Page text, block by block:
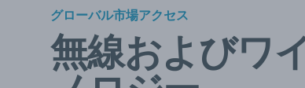
グローバル市場アクセス
無線およびワ